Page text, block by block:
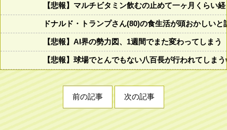
【悲報】マルチビタミン飲むの止めて一ヶ月くらい
ドナルド・トランプさん(80)の食生活が頭おかしい
【悲報】AI界の勢力図、1週間でまた変わってしまう
【悲報】球場でとんでもない八百長が行われてし
前の記事 次の記事